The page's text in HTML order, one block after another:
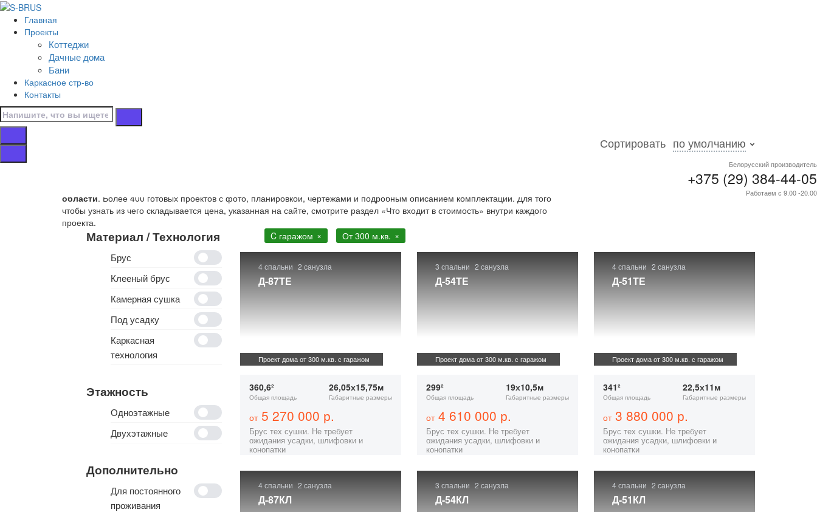
Перейти к контенту
Главная
Проекты
Коттеджи
Дачные дома
Бани
Каркасное стр-во
Контакты
Белорусский производитель
+375 (29) 384-44-05
Работаем с 9.00 -20.00
Коттеджи
/
С гаражом
/
Сортировать по умолчанию
области. Более 400 готовых проектов с фото, планировкой, чертежами и подробным описанием комплектации. Для того
чтобы узнать из чего складывается цена, указанная на сайте, смотрите раздел «Что входит в стоимость» внутри каждого
проекта.
Материал / Технология
Брус
Клееный брус
Камерная сушка
Под усадку
Каркасная
технология
Этажность
Одноэтажные
Двухэтажные
Дополнительно
Для постоянного
проживания
C гаражом От 300 м.кв.
4 спальни 2 санузла
Д-87ТЕ
Проект дома от 300 м.кв. с гаражом
360,6²
Общая площадь
26,05х15,75м
Габаритные размеры
от5 270 000 р.
Брус тех сушки. Не требует
ожидания усадки, шлифовки и
конопатки
3 спальни 2 санузла
Д-54ТЕ
Проект дома от 300 м.кв. с гаражом
299²
Общая площадь
19х10,5м
Габаритные размеры
от4 610 000 р.
Брус тех сушки. Не требует
ожидания усадки, шлифовки и
конопатки
4 спальни 2 санузла
Д-51ТЕ
Проект дома от 300 м.кв. с гаражом
341²
Общая площадь
22,5х11м
Габаритные размеры
от3 880 000 р.
Брус тех сушки. Не требует
ожидания усадки, шлифовки и
конопатки
4 спальни 2 санузла
Д-87КЛ
3 спальни 2 санузла
Д-54КЛ
4 спальни 2 санузла
Д-51КЛ